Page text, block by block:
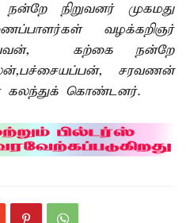
நிறுவனர் முகமது
வழக்கறிஞர்
கற்கை நன்றே
சரவணன்
கலந்துக் கொண்டனர்.